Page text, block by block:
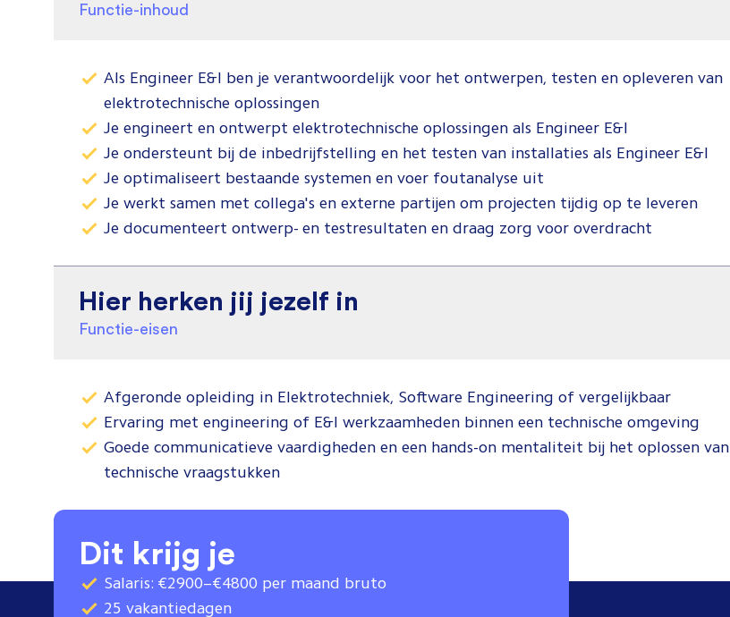
Functie-inhoud
Als Engineer E&I ben je verantwoordelijk voor het ontwerpen, testen en opleveren van
elektrotechnische oplossingen
Je engineert en ontwerpt elektrotechnische oplossingen als Engineer E&I
Je ondersteunt bij de inbedrijfstelling en het testen van installaties als Engineer E&I
Je optimaliseert bestaande systemen en voer foutanalyse uit
Je werkt samen met collega's en externe partijen om projecten tijdig op te leveren
Je documenteert ontwerp- en testresultaten en draag zorg voor overdracht
Hier herken jij jezelf in
Functie-eisen
Afgeronde opleiding in Elektrotechniek, Software Engineering of vergelijkbaar
Ervaring met engineering of E&I werkzaamheden binnen een technische omgeving
Goede communicatieve vaardigheden en een hands-on mentaliteit bij het oplossen van
technische vraagstukken
Dit krijg je
Salaris: €2900–€4800 per maand bruto
25 vakantiedagen